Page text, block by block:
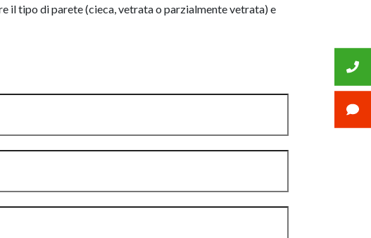
il tipo di parete (cieca, vetrata o parzialmente vetrata) e